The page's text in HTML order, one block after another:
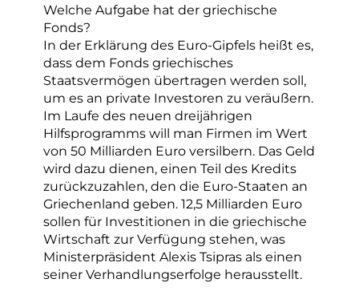
Welche Aufgabe hat der griechische
Fonds?
In der Erklärung des Euro-Gipfels heißt es,
dass dem Fonds griechisches
Staatsvermögen übertragen werden soll,
um es an private Investoren zu veräußern.
Im Laufe des neuen dreijährigen
Hilfsprogramms will man Firmen im Wert
von 50 Milliarden Euro versilbern. Das Geld
wird dazu dienen, einen Teil des Kredits
zurückzuzahlen, den die Euro-Staaten an
Griechenland geben. 12,5 Milliarden Euro
sollen für Investitionen in die griechische
Wirtschaft zur Verfügung stehen, was
Ministerpräsident Alexis Tsipras als einen
seiner Verhandlungserfolge herausstellt.